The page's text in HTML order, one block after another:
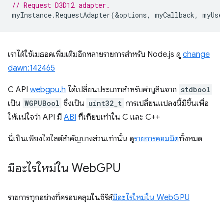
// Request D3D12 adapter.
myInstance.RequestAdapter(&options, myCallback,
เราได้ใช้เมธอดเพิ่มเติมอีกหลายรายการสำหรับ Node.js ดู change
dawn:142465
C API webgpu.h ได้เปลี่ยนประเภทสำหรับค่าบูลีนจาก stdbool
เป็น WGPUBool ซึ่งเป็น uint32_t การเปลี่ยนแปลงนี้มีขึ้นเพื่อ
ให้แน่ใจว่า API มี ABI ที่เทียบเท่าใน C และ C++
นี่เป็นเพียงไฮไลต์สำคัญบางส่วนเท่านั้น ดูรายการคอมมิตทั้งหมด
มีอะไรใหม่ใน WebGPU
รายการทุกอย่างที่ครอบคลุมในซีรีส์มีอะไรใหม่ใน WebGPU